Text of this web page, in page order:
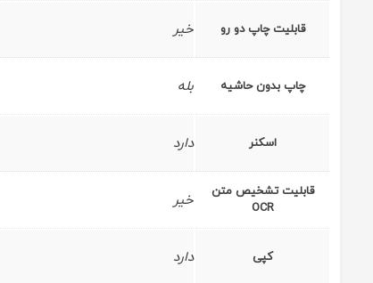
قابلیت چاپ دو رو خیر
چاپ بدون حاشیه بله
اسکنر دارد
قابلیت تشخیص متن
OCR
خیر
کپی دارد